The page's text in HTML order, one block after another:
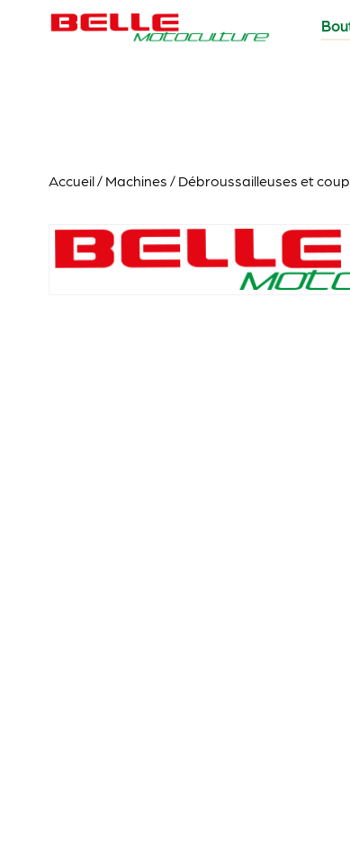
Accueil/ Machines / Débroussailleuses et